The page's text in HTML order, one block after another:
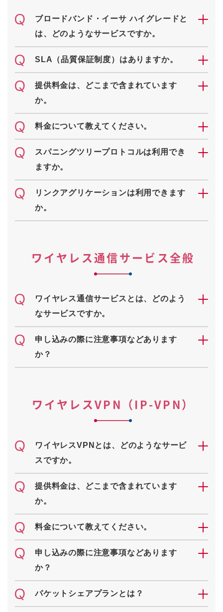
ブロードバンド・イーサ ハイグレードと
は、どのようなサービスですか。
SLA（品質保証制度）はありますか。
提供料金は、どこまで含まれています
か。
料金について教えてください。
スパニングツリープロトコルは利用でき
ますか。
リンクアグリケーションは利用できます
か。
ワイヤレス通信サービス全般
ワイヤレス通信サービスとは、どのよう
なサービスですか。
申し込みの際に注意事項などあります
か？
ワイヤレスVPN（IP-VPN）
ワイヤレスVPNとは、どのようなサービ
スですか。
提供料金は、どこまで含まれています
か。
料金について教えてください。
申し込みの際に注意事項などあります
か？
パケットシェアプランとは？